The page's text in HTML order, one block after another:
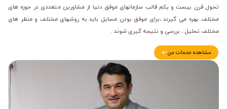
تحول قرن بیست و یکم قالب سازمانهای موفق دنیا از مشاورین متعددی در حوزه های
مختلف بهره می گیرند ،برای موفق بودن مسایل باید به روشهای مختلف و منظر های
مختلف تحلیل ، بررسی و نتیجه گیری شوند .
مشاهده خدمات من